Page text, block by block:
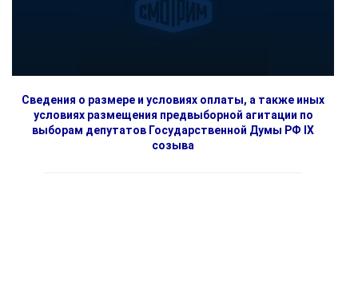
Сведения о размере и условиях оплаты, а также иных
условиях размещения предвыборной агитации по
выборам депутатов Государственной Думы РФ IX
созыва